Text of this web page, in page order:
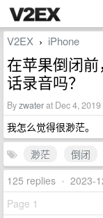
V2EX › iPhone
在苹果倒闭
话录音吗？
Byzwaterat Dec 4,
我怎么觉得很渺茫。
渺茫
倒闭
125 replies • 2023-
Page 1